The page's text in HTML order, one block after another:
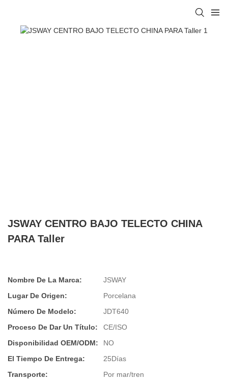
JSWAY CENTRO BAJO TELECTO CHINA
PARA Taller
Nombre De La Marca:
JSWAY
Lugar De Origen:
Porcelana
Número De Modelo:
JDT640
Proceso De Dar Un Título:
CE/ISO
Disponibilidad OEM/ODM:
NO
El Tiempo De Entrega:
25Días
Transporte:
Por mar/tren